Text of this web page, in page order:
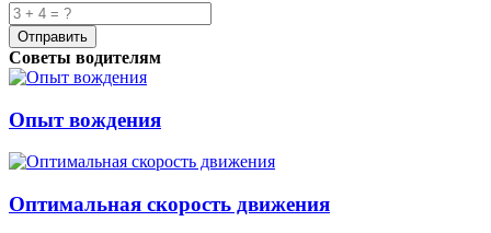
Советы водителям
Опыт вождения
Оптимальная скорость движения